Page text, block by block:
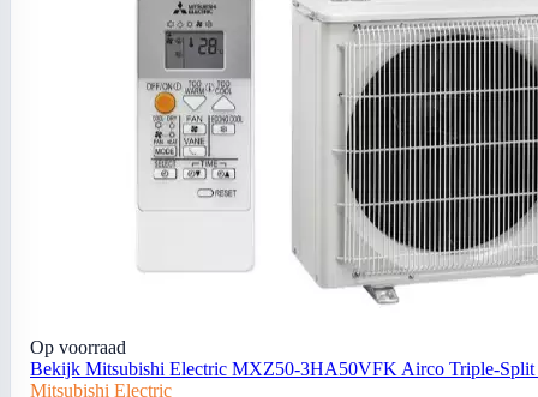
Op voorraad
Bekijk Mitsubishi Electric MXZ50-3HA50VFK Airco Triple-
Mitsubishi Electric